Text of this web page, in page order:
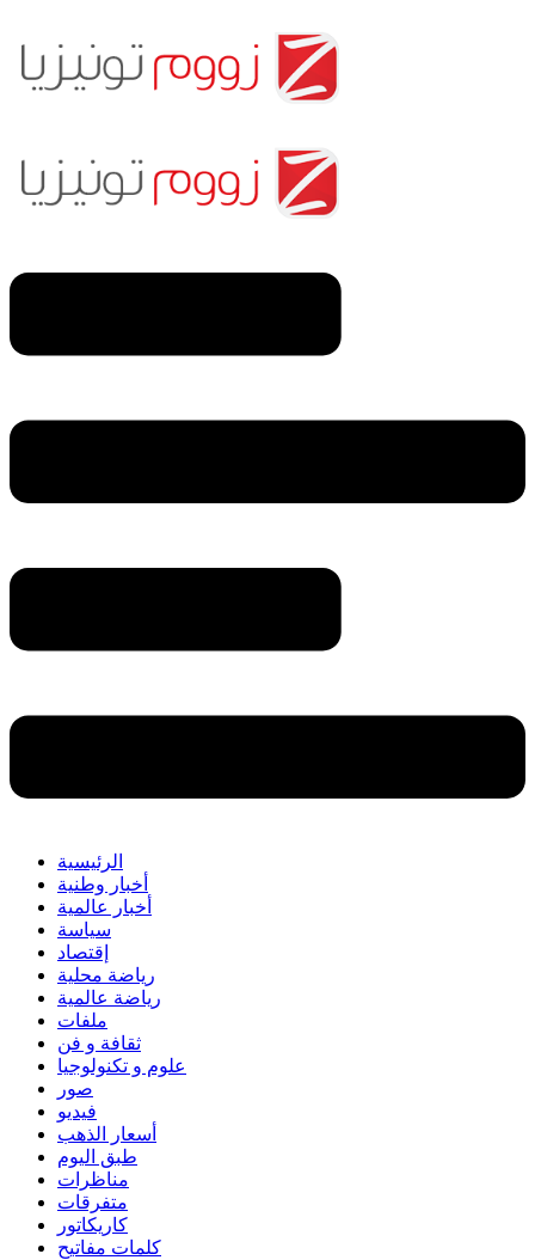
الرئيسية
أخبار وطنية
أخبار عالمية
سياسة
إقتصاد
رياضة محلية
رياضة عالمية
ملفات
ثقافة و فن
علوم و تكنولوجيا
صور
فيديو
أسعار الذهب
طبق اليوم
مناظرات
متفرقات
كاريكاتور
كلمات مفاتيح